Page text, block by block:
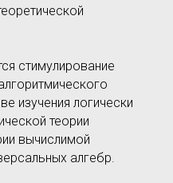
стимулирование
изучения логически
теории
вычислимой
алгебр.